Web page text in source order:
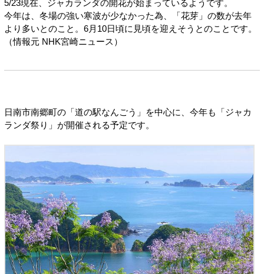
5/23現在、ジャカランダの開花が始まっているようです。
今年は、冬場の強い寒波が少なかった為、「花芽」の数が去年
より多いとのこと。6月10日頃に見頃を迎えそうとのことです。
（情報元 NHK宮崎ニュース）
日南市南郷町の「道の駅なんごう」を中心に、今年も「ジャカ
ランダ祭り」が開催される予定です。